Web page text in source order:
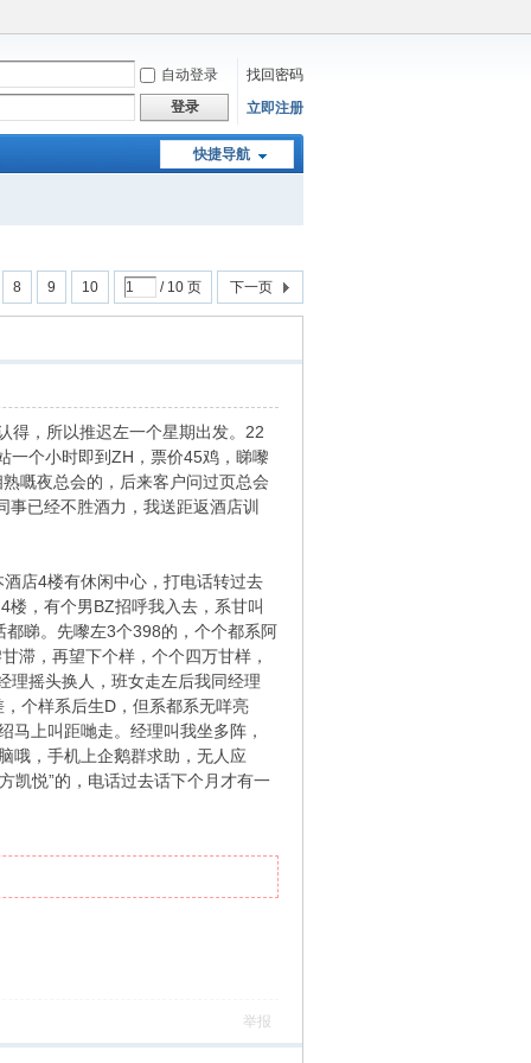
自动登录
找回密码
登录
立即注册
快捷导航
8 9 10 / 10 页 下一页
得，所以推迟左一个星期出发。22
一个小时即到ZH，票价45鸡，睇嚟
嘅夜总会的，后来客户问过页总会
已经不胜酒力，我送距返酒店训
店4楼有休闲中心，打电话转过去
，有个男BZ招呼我入去，系甘叫
睇。先嚟左3个398的，个个都系阿
滞，再望下个样，个个四万甘样，
理摇头换人，班女走左后我同经理
个样系后生D，但系都系无咩亮
马上叫距哋走。经理叫我坐多阵，
哦，手机上企鹅群求助，无人应
凯悦”的，电话过去话下个月才有一
举报